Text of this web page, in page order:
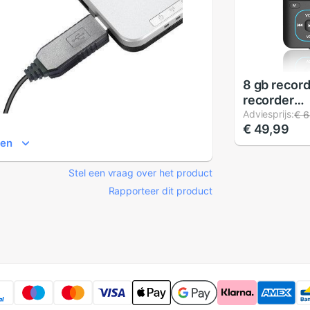
Stel een vraag over het product
Rapporteer dit product
8 gb
recorder
Adviesprijs:€
€ 49,99